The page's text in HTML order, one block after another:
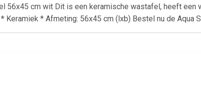
56x45 cm wit Dit is een keramische wastafel, heeft een
Keramiek * Afmeting: 56x45 cm (lxb) Bestel nu de Aqua